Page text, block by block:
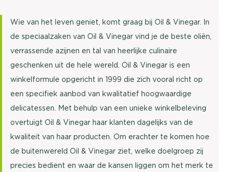
Wie van het leven geniet, komt graag bij Oil & Vinegar. In
de speciaalzaken van Oil & Vinegar vind je de beste oliën,
verrassende azijnen en tal van heerlijke culinaire
geschenken uit de hele wereld. Oil & Vinegar is een
winkelformule opgericht in 1999 die zich vooral richt op
een specifiek aanbod van kwalitatief hoogwaardige
delicatessen. Met behulp van een unieke winkelbeleving
overtuigt Oil & Vinegar haar klanten dagelijks van de
kwaliteit van haar producten. Om erachter te komen hoe
de buitenwereld Oil & Vinegar ziet, welke doelgroep zij
precies bedient en waar de kansen liggen om het merk te